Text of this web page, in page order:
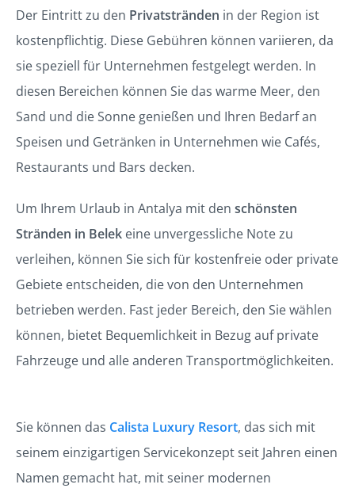
Der Eintritt zu den Privatstränden in der Region ist
kostenpflichtig. Diese Gebühren können variieren, da
sie speziell für Unternehmen festgelegt werden. In
diesen Bereichen können Sie das warme Meer, den
Sand und die Sonne genießen und Ihren Bedarf an
Speisen und Getränken in Unternehmen wie Cafés,
Restaurants und Bars decken.
Um Ihrem Urlaub in Antalya mit den schönsten
Stränden in Belek eine unvergessliche Note zu
verleihen, können Sie sich für kostenfreie oder private
Gebiete entscheiden, die von den Unternehmen
betrieben werden. Fast jeder Bereich, den Sie wählen
können, bietet Bequemlichkeit in Bezug auf private
Fahrzeuge und alle anderen Transportmöglichkeiten.
Sie können das Calista Luxury Resort, das sich mit
seinem einzigartigen Servicekonzept seit Jahren einen
Namen gemacht hat, mit seiner modernen